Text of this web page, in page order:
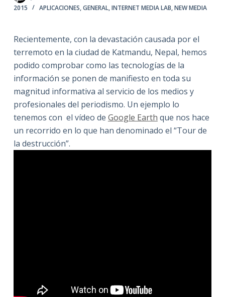
2015
APLICACIONES,GENERAL,INTERNET MEDIA LAB,NEW MEDIA
Recientemente, con la devastación causada por el
terremoto en la ciudad de Katmandu, Nepal, hemos
podido comprobar como las tecnologías de la
información se ponen de manifiesto en toda su
magnitud informativa al servicio de los medios y
profesionales del periodismo. Un ejemplo lo
tenemos con el vídeo de Google Earth que nos hace
un recorrido en lo que han denominado el “Tour de
la destrucción”.